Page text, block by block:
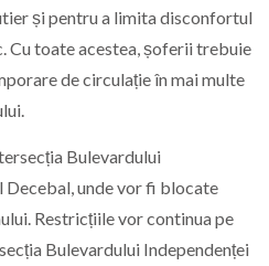
și pentru a limita disconfortul
toate acestea, șoferii trebuie
de circulație în mai multe
Bulevardului
Decebal, unde vor fi blocate
Restricțiile vor continua pe
Bulevardului Independenței